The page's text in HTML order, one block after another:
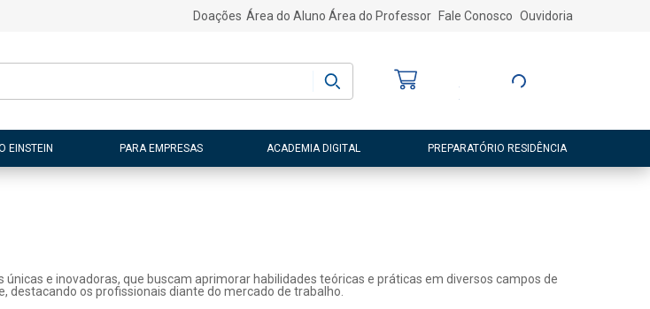
Doações Área do Aluno Área do Professor Fale Conosco Ouvidoria
Entre ou Cadastre-
EINSTEIN PARA EMPRESAS ACADEMIA DIGITAL PREPARATÓRIO RESIDÊNCIA
e inovadoras, que buscam aprimorar habilidades teóricas e práticas em diversos campos de
os profissionais diante do mercado de trabalho.